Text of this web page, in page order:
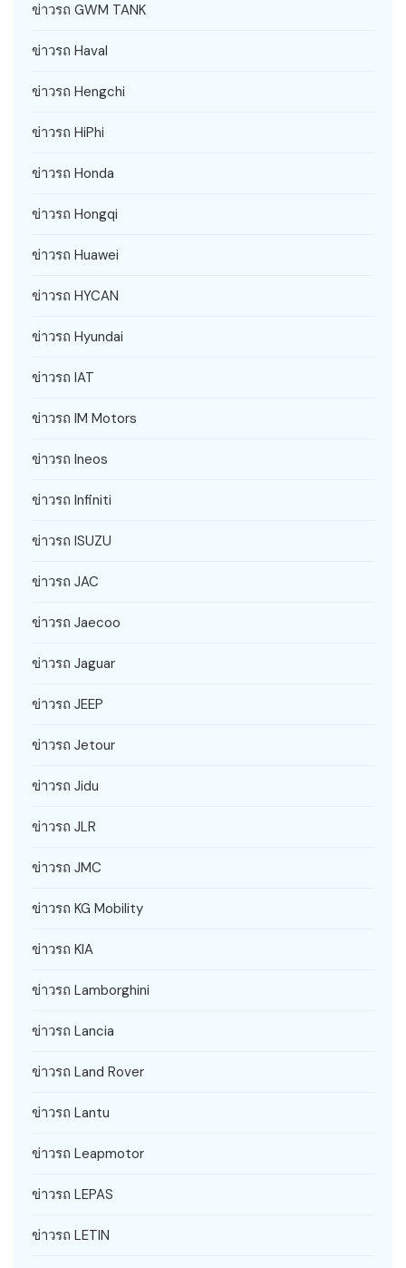
ข่าวรถ GWM TANK
ข่าวรถ Haval
ข่าวรถ Hengchi
ข่าวรถ HiPhi
ข่าวรถ Honda
ข่าวรถ Hongqi
ข่าวรถ Huawei
ข่าวรถ HYCAN
ข่าวรถ Hyundai
ข่าวรถ IAT
ข่าวรถ IM Motors
ข่าวรถ Ineos
ข่าวรถ Infiniti
ข่าวรถ ISUZU
ข่าวรถ JAC
ข่าวรถ Jaecoo
ข่าวรถ Jaguar
ข่าวรถ JEEP
ข่าวรถ Jetour
ข่าวรถ Jidu
ข่าวรถ JLR
ข่าวรถ JMC
ข่าวรถ KG Mobility
ข่าวรถ KIA
ข่าวรถ Lamborghini
ข่าวรถ Lancia
ข่าวรถ Land Rover
ข่าวรถ Lantu
ข่าวรถ Leapmotor
ข่าวรถ LEPAS
ข่าวรถ LETIN